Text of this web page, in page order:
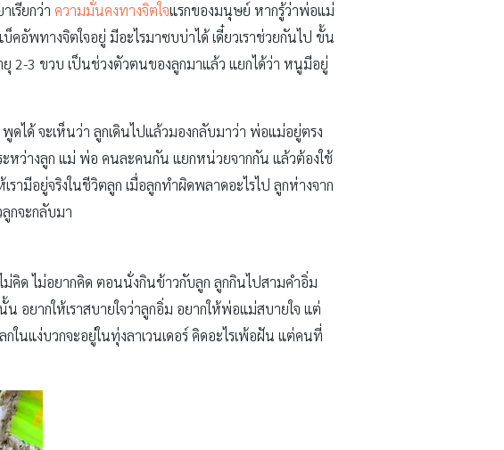
รียกว่า ความมั่นคงทางจิตใจแรกของมนุษย์ หากรู้ว่าพ่อแม่
อัพทางจิตใจอยู่ มีอะไรมาซบบ่าได้ เดี๋ยวเราช่วยกันไป ขั้น
2-3 ขวบ เป็นช่วงตัวตนของลูกมาแล้ว แยกได้ว่า หนูมีอยู่
พูดได้ จะเห็นว่า ลูกเดินไปแล้วมองกลับมาว่า พ่อแม่อยู่ตรง
หว่างลูก แม่ พ่อ คนละคนกัน แยกหน่วยจากกัน แล้วต้องใช้
ามีอยู่จริงในชีวิตลูก เมื่อลูกทำผิดพลาดอะไรไป ลูกห่างจาก
กจะกลับมา
ม่คิด ไม่อยากคิด ตอนนั่งกินข้าวกับลูก ลูกกินไปสามคำอิ่ม
อยากให้เราสบายใจว่าลูกอิ่ม อยากให้พ่อแม่สบายใจ แต่
กในแง่บวกจะอยู่ในทุ่งลาเวนเดอร์ คิดอะไรเพ้อฝัน แต่คนที่